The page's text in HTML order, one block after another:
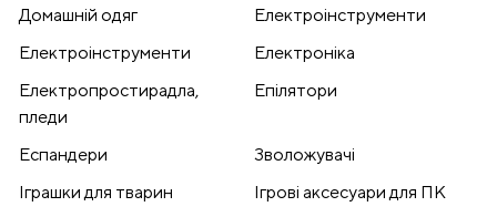
Домашній одяг
Електроінструменти
Електроінструменти
Електроніка
Електропростирадла,
пледи
Епілятори
Еспандери
Зволожувачі
Іграшки для тварин
Ігрові аксесуари для ПК